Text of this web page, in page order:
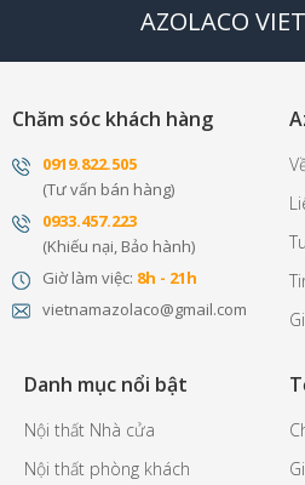
AZOLACO
Chăm sóc khách hàng
0919.822.505
(Tư vấn bán hàng)
0933.457.223
(Khiếu nại, Bảo hành)
Giờ làm việc: 8h - 21h
vietnamazolaco@gmail.com
Danh mục nổi bật
Nội thất Nhà cửa
Nội thất phòng khách